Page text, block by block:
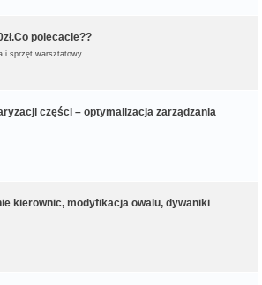
polecacie??
i sprzęt warsztatowy
części – optymalizacja zarządzania
kierownic, modyfikacja owalu, dywaniki